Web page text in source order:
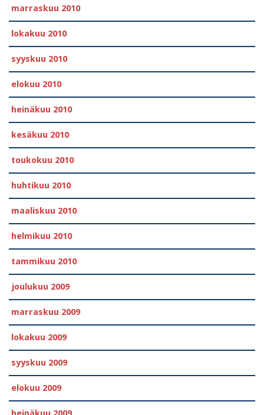
marraskuu 2010
lokakuu 2010
syyskuu 2010
elokuu 2010
heinäkuu 2010
kesäkuu 2010
toukokuu 2010
huhtikuu 2010
maaliskuu 2010
helmikuu 2010
tammikuu 2010
joulukuu 2009
marraskuu 2009
lokakuu 2009
syyskuu 2009
elokuu 2009